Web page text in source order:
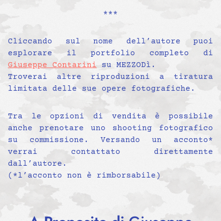
***
Cliccando sul nome dell’autore puoi
esplorare il portfolio completo di
Giuseppe Contarini su MEZZODì.
Troverai altre riproduzioni a tiratura
limitata delle sue opere fotografiche.
Tra le opzioni di vendita è possibile
anche prenotare uno shooting fotografico
su commissione. Versando un acconto*
verrai contattato direttamente
dall’autore.
(*l’acconto non è rimborsabile)